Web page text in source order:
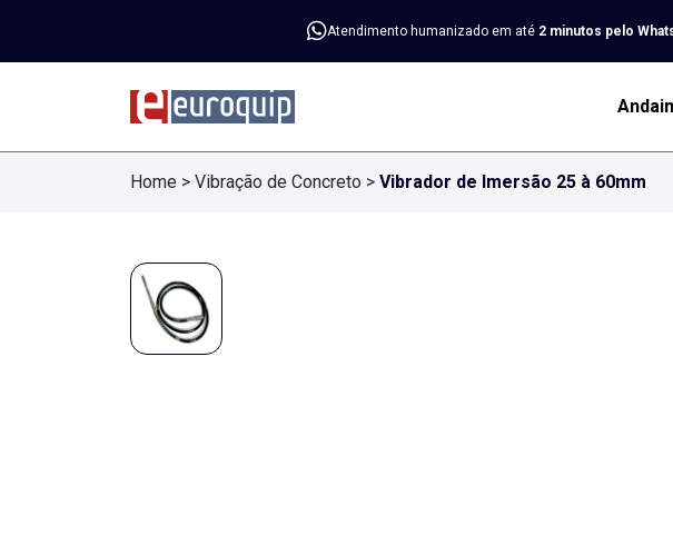
Atendimento humanizado em até 2 minutos pelo
Home > Vibração de Concreto > Vibrador de Imersão 25 à 60mm